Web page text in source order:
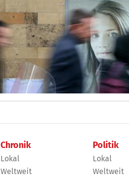
Chronik
Lokal
Weltweit
Politik
Lokal
Weltweit